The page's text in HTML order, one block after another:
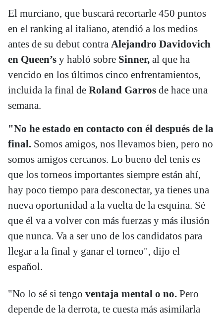
El murciano, que buscará recortarle 450 puntos
en el ranking al italiano, atendió a los medios
antes de su debut contra Alejandro Davidovich
en Queen’s y habló sobre Sinner, al que ha
vencido en los últimos cinco enfrentamientos,
incluida la final de Roland Garros de hace una
semana.
"No he estado en contacto con él después de la
final. Somos amigos, nos llevamos bien, pero no
somos amigos cercanos. Lo bueno del tenis es
que los torneos importantes siempre están ahí,
hay poco tiempo para desconectar, ya tienes una
nueva oportunidad a la vuelta de la esquina. Sé
que él va a volver con más fuerzas y más ilusión
que nunca. Va a ser uno de los candidatos para
llegar a la final y ganar el torneo", dijo el
español.
"No lo sé si tengo ventaja mental o no. Pero
depende de la derrota, te cuesta más asimilarla